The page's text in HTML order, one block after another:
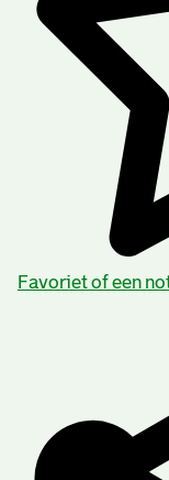
Favoriet of een